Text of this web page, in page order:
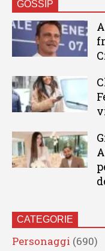
GOSSIP
CATEGORIE
Personaggi (690)